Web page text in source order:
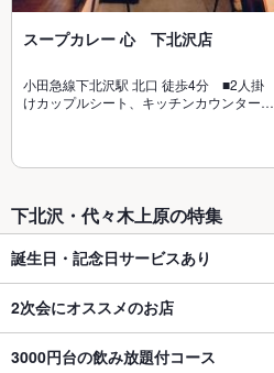
スープカレー 心 下北沢店
小田急線下北沢駅 北口 徒歩4分 ■2人掛
けカップルシート、キッチンカウンター、
下北沢・代々木上原の特集
誕生日・記念日サービスあり
2次会にオススメのお店
3000円台の飲み放題付コース